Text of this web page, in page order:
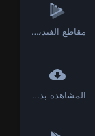
مقاطع الفيديو القصيرة
المشاهدة بدون انترنت